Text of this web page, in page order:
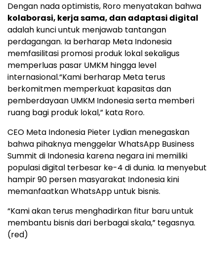
Dengan nada optimistis, Roro menyatakan bahwa
kolaborasi, kerja sama, dan adaptasi digital
adalah kunci untuk menjawab tantangan
perdagangan. Ia berharap Meta Indonesia
memfasilitasi promosi produk lokal sekaligus
memperluas pasar UMKM hingga level
internasional.“Kami berharap Meta terus
berkomitmen memperkuat kapasitas dan
pemberdayaan UMKM Indonesia serta memberi
ruang bagi produk lokal,” kata Roro.
CEO Meta Indonesia Pieter Lydian menegaskan
bahwa pihaknya menggelar WhatsApp Business
Summit di Indonesia karena negara ini memiliki
populasi digital terbesar ke-4 di dunia. Ia menyebut
hampir 90 persen masyarakat Indonesia kini
memanfaatkan WhatsApp untuk bisnis.
“Kami akan terus menghadirkan fitur baru untuk
membantu bisnis dari berbagai skala,” tegasnya.
(red)